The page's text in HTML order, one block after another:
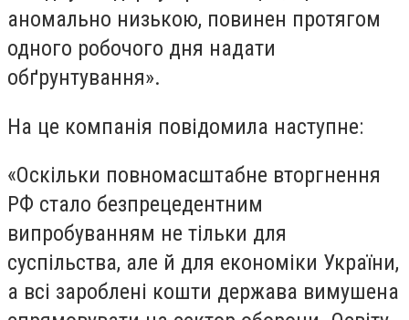
аномально низькою, повинен протягом
одного робочого дня надати
обґрунтування».
На це компанія повідомила наступне:
«Оскільки повномасштабне вторгнення
РФ стало безпрецедентним
випробуванням не тільки для
суспільства, але й для економіки України,
а всі зароблені кошти держава вимушена